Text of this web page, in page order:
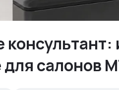
консультант:
салонов